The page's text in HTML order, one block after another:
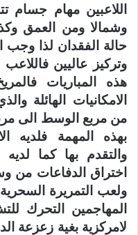
اللاعبين مهام جسام
وشمالا ومن العمق
حالة الفقدان لذا
وتركيز عاليين
هذه المباريات
الامكانيات الهائلة
من مربع الوسط الى
بهذه المهمة فلديه
والتقدم بها كما لديه
اختراق الدفاعات من
ولعب التمريرة
المهاجمين التحرك
لامركزية بغية زعزعة